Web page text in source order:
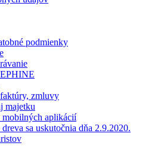
podmienky
zmluvy
majetku
mobilných aplikácií
sa uskutočnia dňa 2.9.2020.